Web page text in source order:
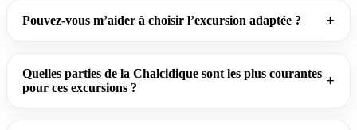
Pouvez-vous m’aider à choisir l’excursion adaptée ?
Quelles parties de la Chalcidique sont les plus courantes
pour ces excursions ?